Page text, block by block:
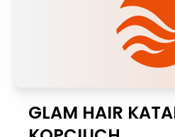
GLAM HAIR